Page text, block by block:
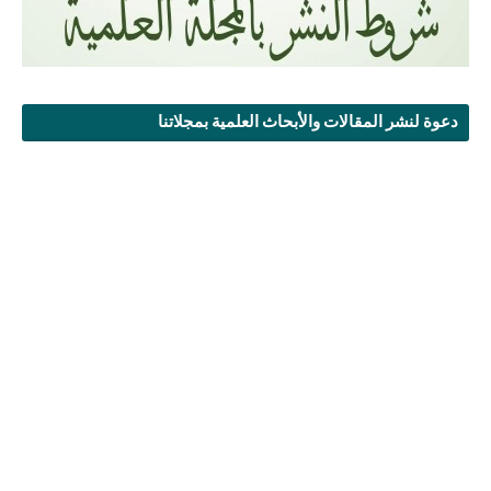
دعوة لنشر المقالات والأبحاث العلمية بمجلاتنا